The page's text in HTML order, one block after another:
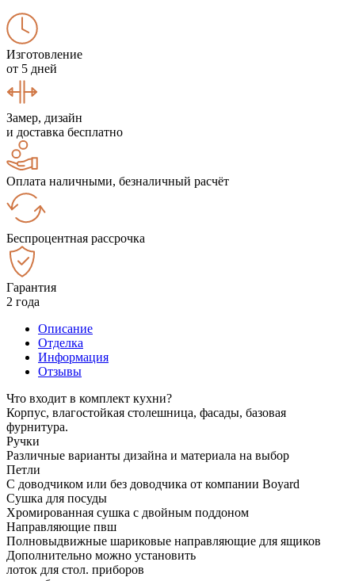
Изготовление
от 5 дней
Замер, дизайн
и доставка бесплатно
Оплата наличными, безналичный расчёт
Беспроцентная рассрочка
Гарантия
2 года
Описание
Отделка
Информация
Отзывы
Что входит в комплект кухни?
Корпус, влагостойкая столешница, фасады, базовая
фурнитура.
Ручки
Различные варианты дизайна и материала на выбор
Петли
С доводчиком или без доводчика от компании Boyard
Сушка для посуды
Хромированная сушка с двойным поддоном
Направляющие пвш
Полновыдвижные шариковые направляющие для ящиков
Дополнительно можно установить
лоток для стол. приборов